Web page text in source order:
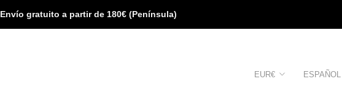
Envío gratuito a partir de 180€ (Península)
Moneda
EUR€ Idioma
ESPAÑOL